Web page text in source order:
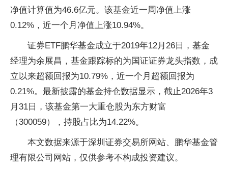
净值计算值为46.6亿元。该基金近一周净值上涨
0.12%，近一个月净值上涨10.94%。
证券ETF鹏华基金成立于2019年12月26日，基金
经理为余展昌，基金跟踪标的为国证证券龙头指数，成
立以来超额回报为10.79%，近一个月超额回报为
0.21%。最新披露的基金持仓数据显示，截止2026年3
月31日，该基金第一大重仓股为东方财富
（300059），持股占比为14.22%。
本文数据来源于深圳证券交易所网站、鹏华基金管
理有限公司网站，仅供参考不构成投资建议。